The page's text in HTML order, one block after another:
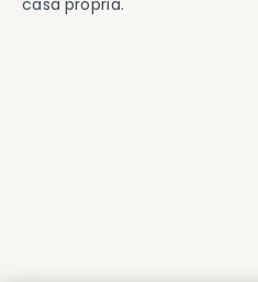
casa própria.